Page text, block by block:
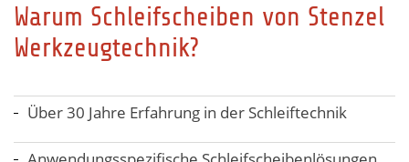
Warum Schleifscheiben von Stenzel
Werkzeugtechnik?
Über 30 Jahre Erfahrung in der Schleiftechnik